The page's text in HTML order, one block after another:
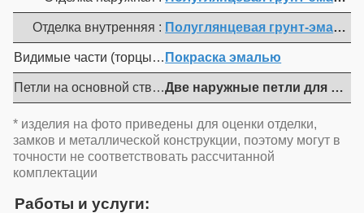
Отделка внутренняя : Полуглянцевая грунт-эмаль
Видимые части (торцы полотна, коробка, мет.
Покраска эмалью
Петли на основной створке :Две наружные петли для
* изделия на фото приведены для оценки отделки,
замков и металлической конструкции, поэтому могут в
точности не соответствовать рассчитанной
комплектации
Работы и услуги